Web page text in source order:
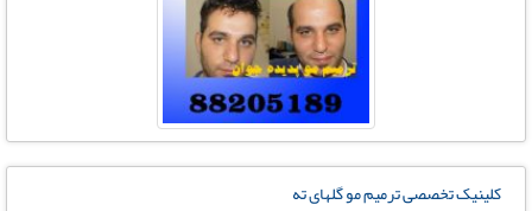
کلینیک تخصصی ترمیم مو گلهای ته